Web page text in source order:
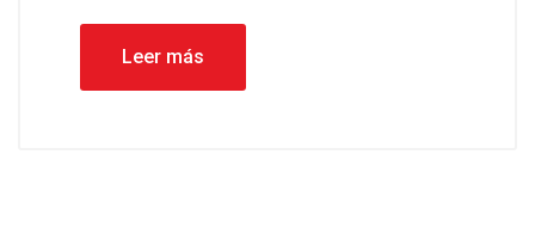
Leer más